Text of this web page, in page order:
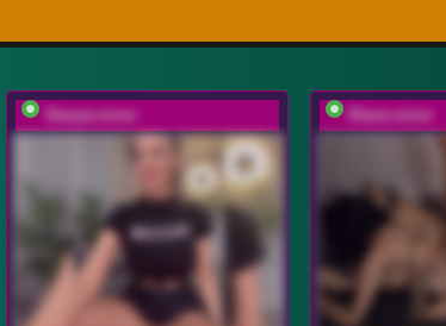
Stasya-moor Diane-sixxx